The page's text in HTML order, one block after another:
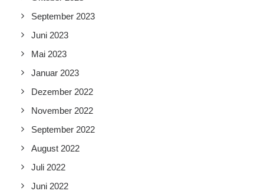
September 2023
Juni 2023
Mai 2023
Januar 2023
Dezember 2022
November 2022
September 2022
August 2022
Juli 2022
Juni 2022